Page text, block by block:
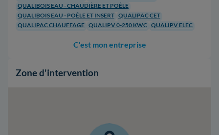
QUALIBOIS EAU - CHAUDIÈRE ET POÊLE
QUALIBOIS EAU - POÊLE ET INSERT QUALIPAC CET
QUALIPAC CHAUFFAGE QUALIPV 0-250 KWC QUALIPV ELEC
C'est mon entreprise
Zone d'intervention